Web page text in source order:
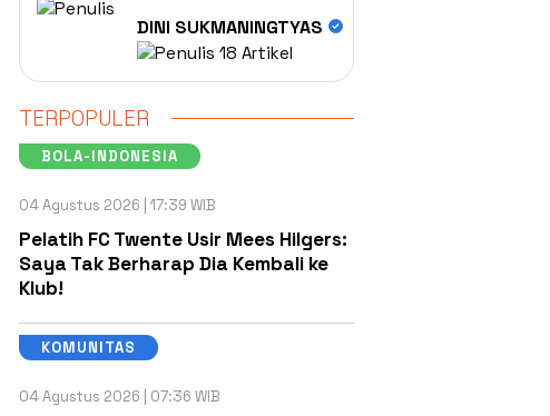
DINI SUKMANINGTYAS
18 Artikel
TERPOPULER
BOLA-INDONESIA
04 Agustus 2026 | 17:39 WIB
Pelatih FC Twente Usir Mees Hilgers:
Saya Tak Berharap Dia Kembali ke
Klub!
KOMUNITAS
04 Agustus 2026 | 07:36 WIB